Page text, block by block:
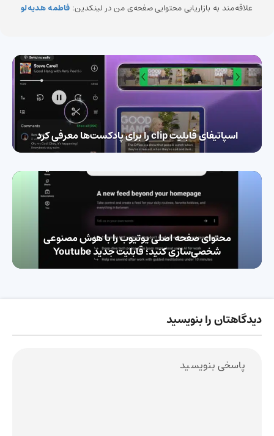
علاقه‌مند به بازاریابی محتوایی صفحه‌ی من در لینکدین: فاطمه هدیه‌لو
اسپاتیفای قابلیت clip را برای پادکست‌ها معرفی کرد
محتوای صفحه اصلی یوتیوب را با هوش مصنوعی
شخصی‌سازی کنید؛ قابلیت جدید Youtube
دیدگاهتان را بنویسید